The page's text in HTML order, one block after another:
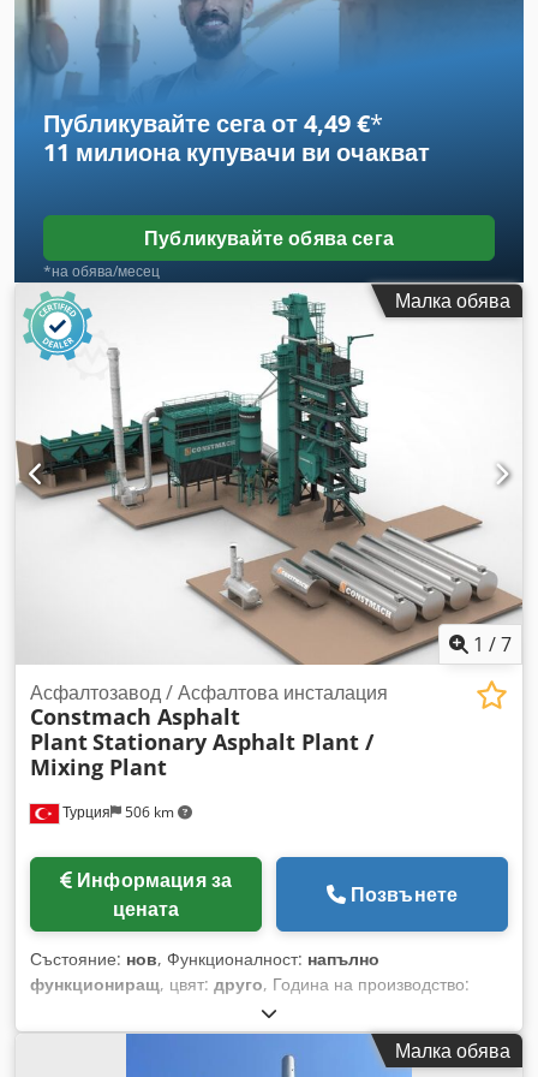
Публикувайте сега от 4,49 €*
11 милиона купувачи ви очакват
Публикувайте обява сега
*на обява/месец
Малка обява
1 /7
Турция 506 km
Асфалтозавод / Асфалтова инсталация
Constmach Asphalt
PlantStationary Asphalt Plant /
Mixing Plant
Информация за
цената
Позвънете
Състояние: нов, Функционалност: напълно
функциониращ, цвят: друго, Година на производство:
, Като Constmach, ние
произвеждаме стационарни асфалтови инсталации,
проектирани за максимална ефективност, издръжливост и
Малка обява